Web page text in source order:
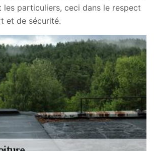
les particuliers, ceci dans le respect
et de sécurité.